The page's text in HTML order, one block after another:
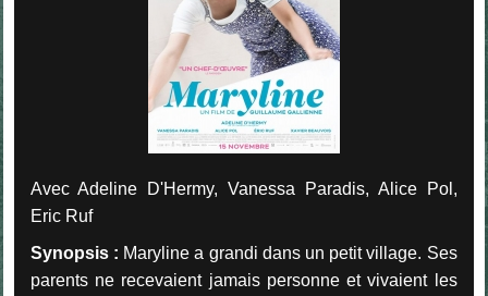
Avec Adeline D'Hermy, Vanessa Paradis, Alice Pol,
Eric Ruf
Synopsis : Maryline a grandi dans un petit village. Ses
parents ne recevaient jamais personne et vivaient les